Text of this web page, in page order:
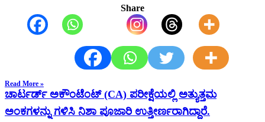
Share
Read More »
ಚಾರ್ಟರ್ಡ್ ಅಕೌಂಟೆಂಟ್ (CA) ಪರೀಕ್ಷೆಯಲ್ಲಿ ಅತ್ಯುತ್ತಮ
ಅಂಕಗಳನ್ನು ಗಳಿಸಿ ನಿಶಾ ಪೂಜಾರಿ ಉತ್ತೀರ್ಣರಾಗಿದ್ದಾರೆ.